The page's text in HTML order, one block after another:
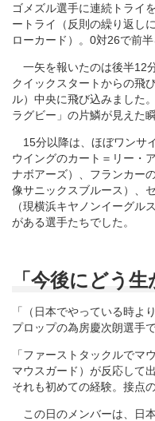
ゴメズル選手に連続トライ
ートライ（反則の繰り返し
ローカード）。0対26で前半
一矢を報いたのは後半12
クイックスタートからの飛
ル）中央に飛び込みました
ラグビー」の片鱗が見えた
15分以降は、ほぼワンサ
ウイングのカート＝リー・
ナボアーズ）、フランカー
像サニックスブルース）、
（現横浜キヤノンイーグル
がある選手たちでした。
「今後にどう生
「（日本でやっている時よ
プロップの為房慶次朗選手で
「ファーストタックルでマ
マウスガード）が反応して
それも初めての経験。接点
この日のメンバーは、日